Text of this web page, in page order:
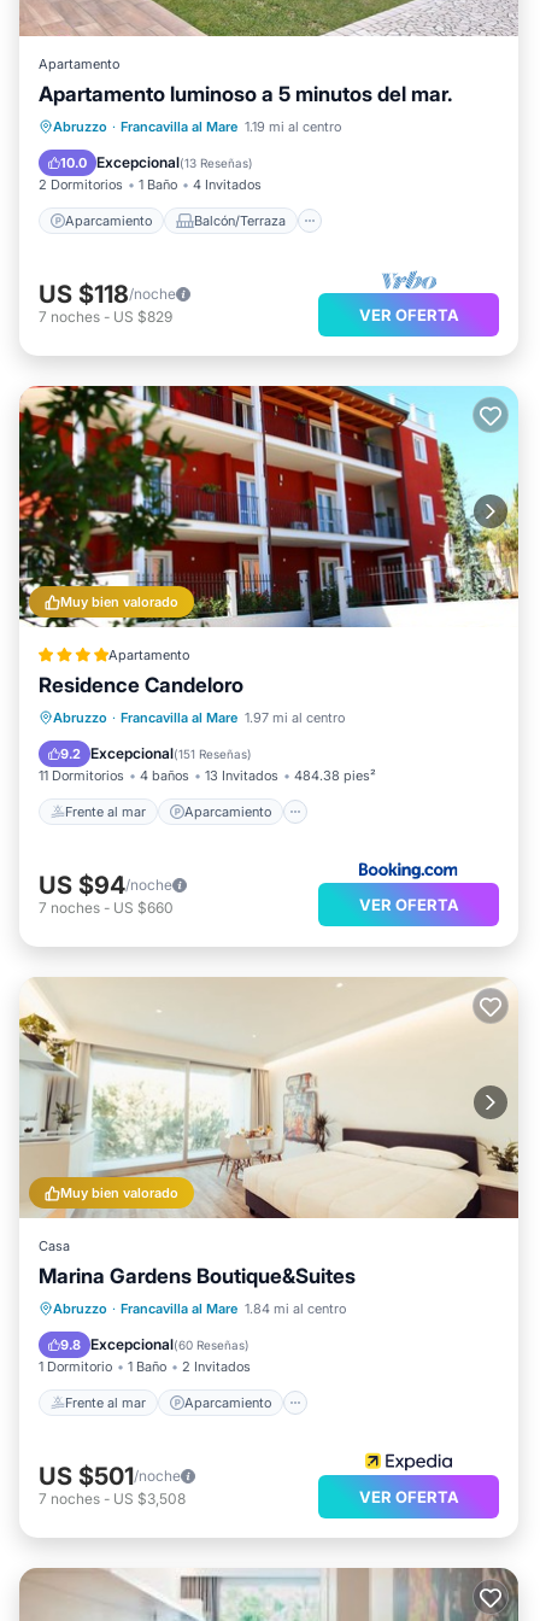
Apartamento
Apartamento luminoso a 5 minutos del mar.
Abruzzo · Francavilla al Mare 1.19 mi al centro
10.0 Excepcional(13 Reseñas)
2 Dormitorios 1 Baño 4 Invitados
Aparcamiento Balcón/Terraza
Aparcamiento
Balcón/Terraza
Cocina
Aire acondicionado
US $118/noche
7 noches - US $829 VER OFERTA
Muy bien valorado
Apartamento
Residence Candeloro
Abruzzo · Francavilla al Mare 1.97 mi al centro
9.2 Excepcional(151 Reseñas)
11 Dormitorios 4 baños 13 Invitados 484.38 pies²
Frente al mar Aparcamiento
Frente al mar Aparcamiento
Vista al mar
US $94/noche
7 noches - US $660 VER OFERTA
Muy bien valorado
Casa
Marina Gardens Boutique&Suites
Abruzzo · Francavilla al Mare 1.84 mi al centro
9.8 Excepcional(60 Reseñas)
1 Dormitorio 1 Baño 2 Invitados
Frente al mar Aparcamiento
Frente al mar
Aparcamiento
Vista al mar
US $501/noche
7 noches - US $3,508 VER OFERTA